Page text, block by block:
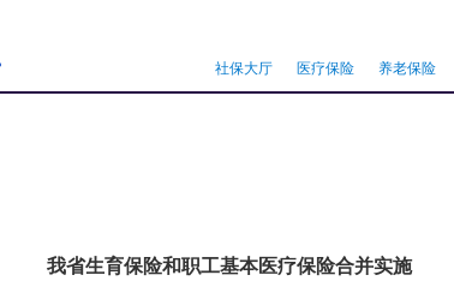
社保大厅 医疗保险 养老保险
我省生育保险和职工基本医疗保险合并实施